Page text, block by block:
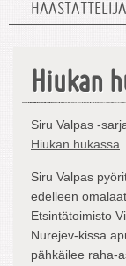
HAASTATTELIJA
Hiukan
Siru Valpas -
Hiukan hukassa
Siru Valpas
edelleen
Etsintätoimisto
Nurejev-kissa
pähkäilee raha-